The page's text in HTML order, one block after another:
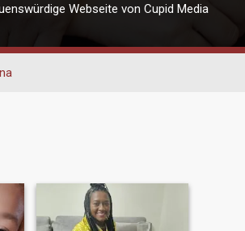
Webseite von Cupid Media